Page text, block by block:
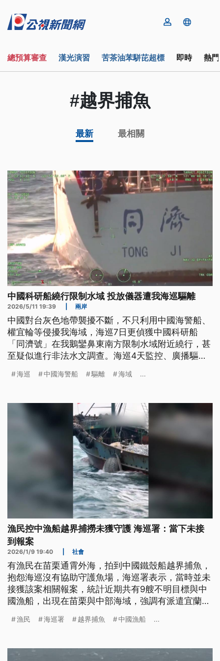
總預算審查 漢光演習 苦茶油苯駢芘超標 即時 熱
#越界捕魚
最新 最相關
中國科研船繞行限制水域 投放儀器遭我海巡驅離
2026/5/11 19:39 兩岸
中國對台灰色地帶襲擾不斷，不只利用中國海警船、
權宜輪等侵擾我海域，海巡7日更偵獲中國科研船
「同濟號」在我鵝鑾鼻東南方限制水域附近繞行，甚
至疑似進行非法水文調查。海巡4天監控、廣播驅
收回調查儀器。專家分析，科研船靠近我海域進行水
海巡 中國海警船 驅離 海域 ...
漁民控中漁船越界捕撈未獲守護 海巡署：當下未接
到報案
2026/1/9 19:40 社會
有漁民在苗栗通霄外海，拍到中國鐵殼船越界捕魚，
抱怨海巡沒有協助守護魚場，海巡署表示，當時並未
接獲該案相關報案，統計近期共有9艘不明目標與中
國漁船，出現在苗栗與中部海域，強調有派遣宜蘭艦
漁民 海巡署 越界捕魚 中國漁船 ...